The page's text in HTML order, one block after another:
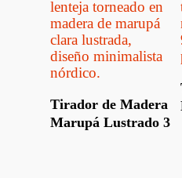
Leer Más
Tirador de Madera
Marupá Lustrado 3